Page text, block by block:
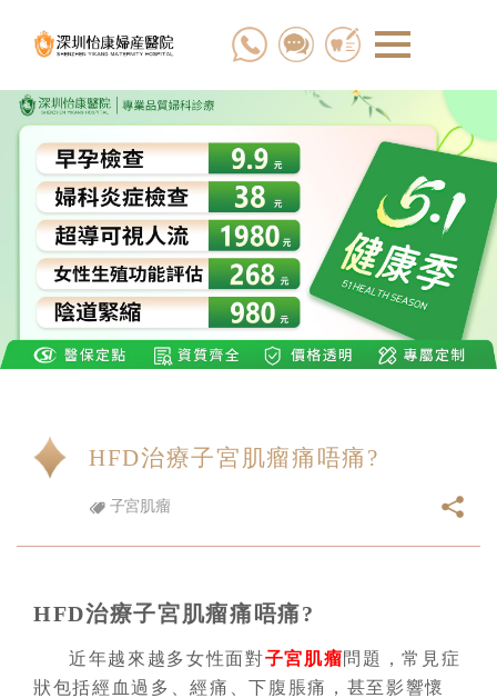
HFD治療子宮肌瘤痛唔痛?
子宮肌瘤
HFD治療子宮肌瘤痛唔痛?
近年越來越多女性面對子宮肌瘤問題，常見症
狀包括經血過多、經痛、下腹脹痛，甚至影響懷